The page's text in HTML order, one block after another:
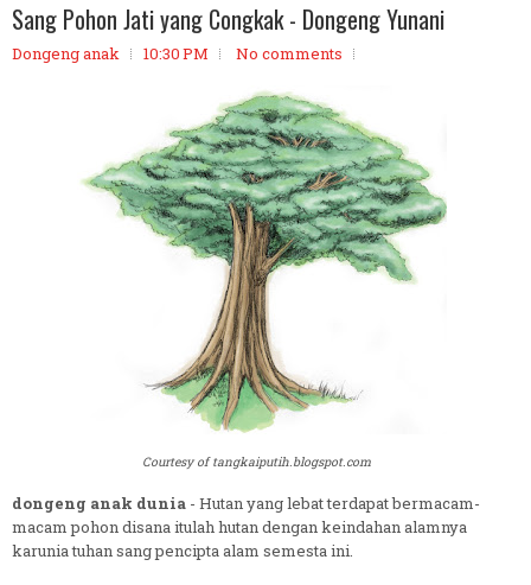
Sang Pohon Jati yang Congkak - Dongeng Yunani
Dongeng anak 10:30 PM No comments
Courtesy of tangkaiputih.blogspot.com
dongeng anak dunia - Hutan yang lebat terdapat bermacam-
macam pohon disana itulah hutan dengan keindahan alamnya
karunia tuhan sang pencipta alam semesta ini.